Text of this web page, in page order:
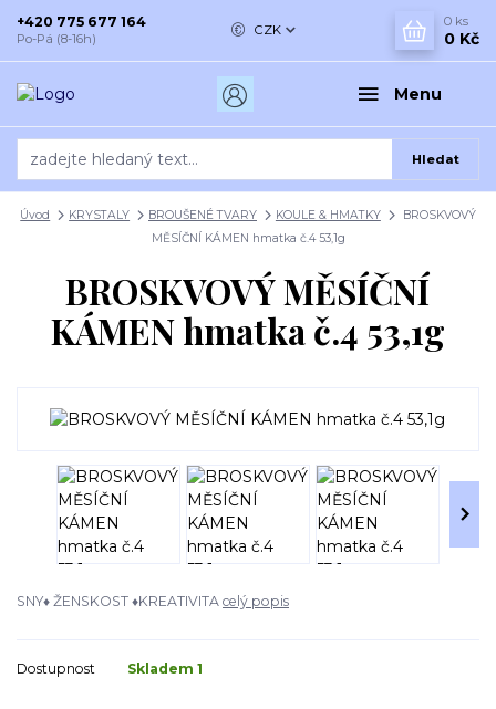
Menu
CZK
Hledat
+420 775 677 164
Po-Pá (8-16h)
0 ks
0 Kč
Úvod KRYSTALY BROUŠENÉ TVARY KOULE & HMATKY
BROSKVOVÝ
MĚSÍČNÍ KÁMEN hmatka č.4 53,1g
BROSKVOVÝ MĚSÍČNÍ
KÁMEN hmatka č.4 53,1g
SNY♦ ŽENSKOST ♦KREATIVITA celý popis
Dostupnost Skladem 1